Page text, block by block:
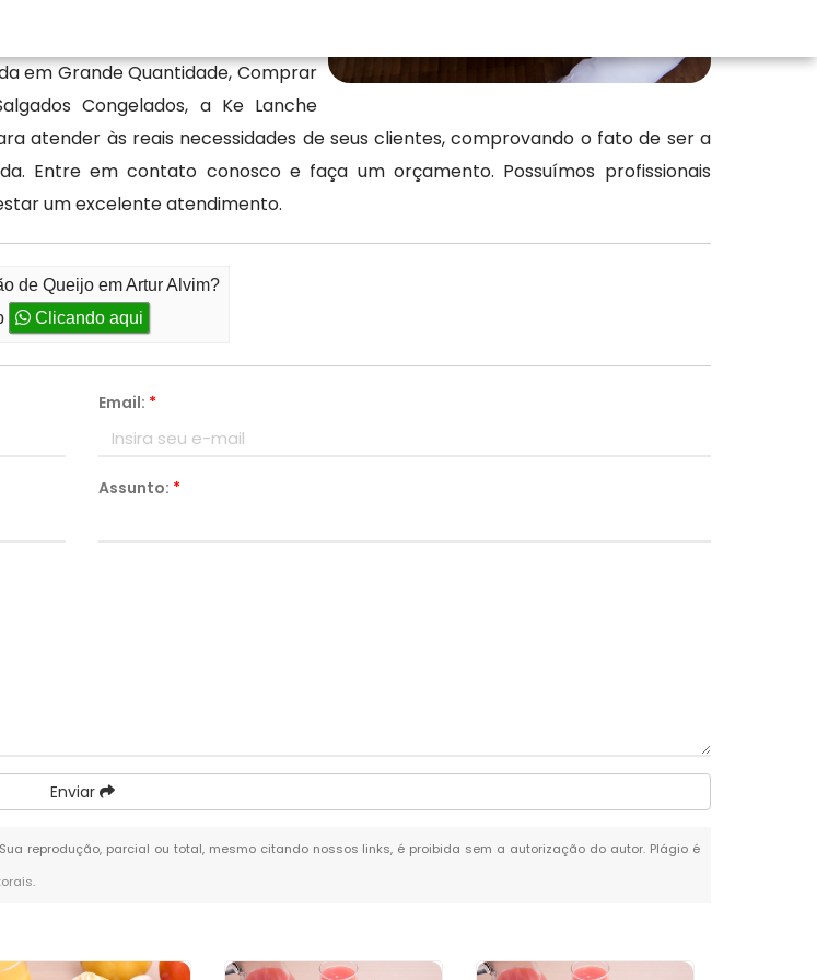
em Grande Quantidade, Comprar
Congelados, a Ke Lanche
atender às reais necessidades de seus clientes, comprovando o fato de ser a
Entre em contato conosco e faça um orçamento. Possuímos profissionais
um excelente atendimento.
de Queijo em Artur Alvim?
Clicando aqui
Email: *
Assunto: *
Enviar
reprodução, parcial ou total, mesmo citando nossos links, é proibida sem a autorização do autor. Plágio é
.